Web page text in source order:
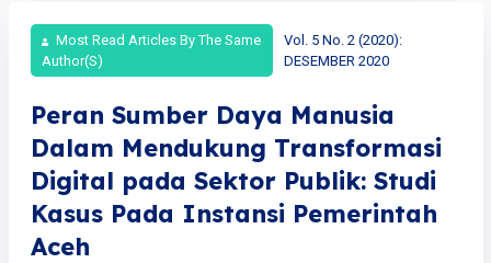
Most Read Articles By The Same
Author(s)
Vol. 5 No. 2 (2020):
DESEMBER 2020
Peran Sumber Daya Manusia
Dalam Mendukung Transformasi
Digital pada Sektor Publik: Studi
Kasus Pada Instansi Pemerintah
Aceh